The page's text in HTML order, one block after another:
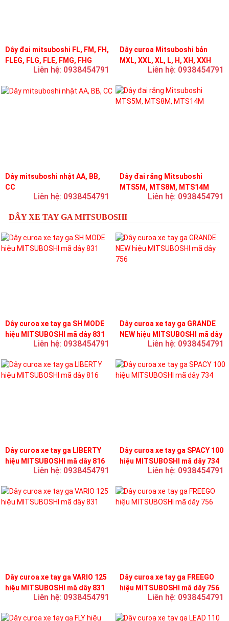
Dây đai mitsuboshi FL, FM, FH,
FLEG, FLG, FLE, FMG, FHG
Liên hệ: 0938454791
Dây curoa Mitsuboshi bản
MXL, XXL, XL, L, H, XH, XXH
Liên hệ: 0938454791
Dây mitsuboshi nhật AA, BB,
CC
Liên hệ: 0938454791
Dây đai răng Mitsuboshi
MTS5M, MTS8M, MTS14M
Liên hệ: 0938454791
DÂY XE TAY GA MITSUBOSHI
Dây curoa xe tay ga SH MODE
hiệu MITSUBOSHI mã dây 831
Liên hệ: 0938454791
Dây curoa xe tay ga GRANDE
NEW hiệu MITSUBOSHI mã dây
Liên hệ: 0938454791
Dây curoa xe tay ga LIBERTY
hiệu MITSUBOSHI mã dây 816
Liên hệ: 0938454791
Dây curoa xe tay ga SPACY 100
hiệu MITSUBOSHI mã dây 734
Liên hệ: 0938454791
Dây curoa xe tay ga VARIO 125
hiệu MITSUBOSHI mã dây 831
Liên hệ: 0938454791
Dây curoa xe tay ga FREEGO
hiệu MITSUBOSHI mã dây 756
Liên hệ: 0938454791